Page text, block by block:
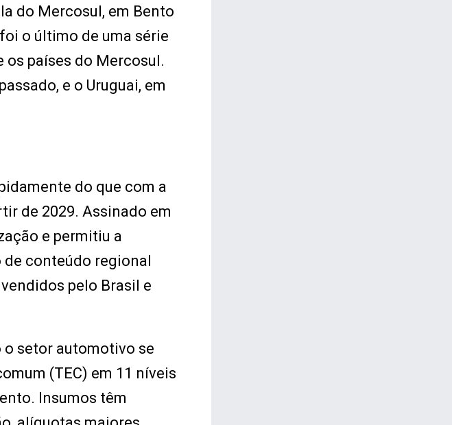
do Mercosul, em Bento
o último de uma série
países do Mercosul.
e o Uruguai, em
do que com a
de 2029. Assinado em
e permitiu a
conteúdo regional
pelo Brasil e
setor automotivo se
(TEC) em 11 níveis
Insumos têm